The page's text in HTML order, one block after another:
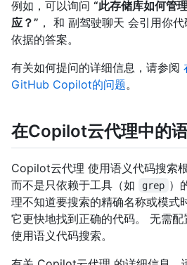
例如，可以询问 “此存储库如何管
应？” ， 和 副驾驶聊天 会引用你
依据的答案。
有关如何提问的详细信息，请参阅
GitHub Copilot的问题。
在Copilot云代理中的
Copilot云代理 使用语义代码搜索
而不是只依赖于工具（如
grep ）
理不知道要搜索的精确名称或模式
它更快地找到正确的代码。 无需
使用语义代码搜索。